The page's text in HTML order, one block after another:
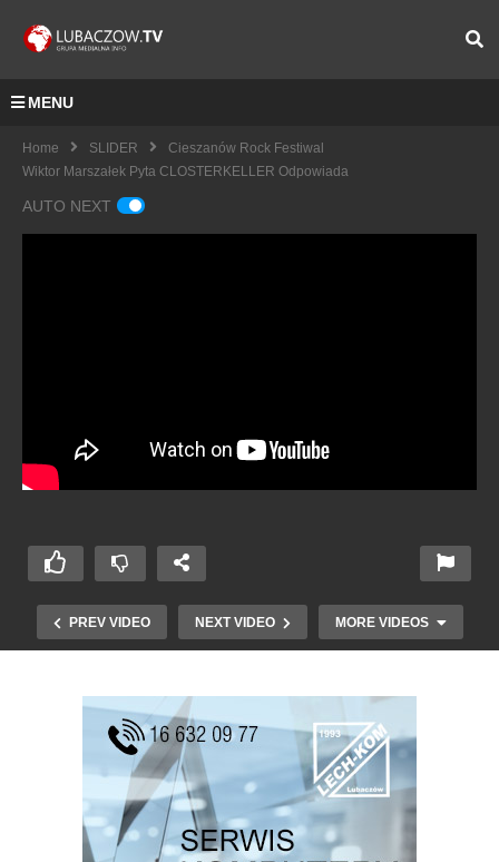
MENU
Home SLIDER
Cieszanów Rock Festiwal
Wiktor Marszałek Pyta CLOSTERKELLER Odpowiada
AUTO NEXT
PREV VIDEO NEXT VIDEO MORE VIDEOS